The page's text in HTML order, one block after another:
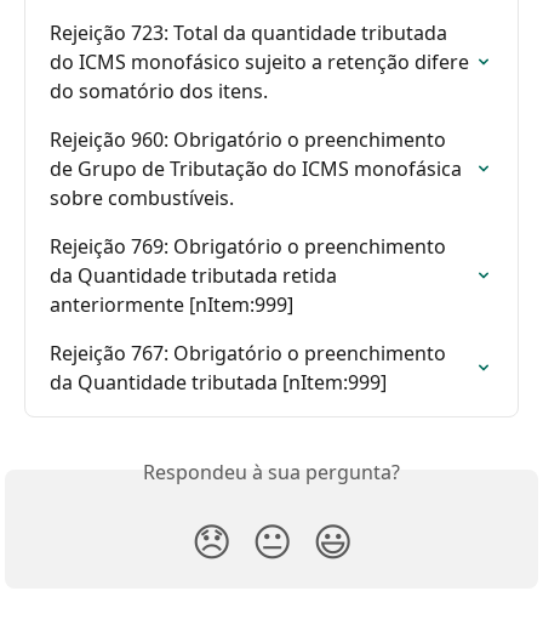
Rejeição 723: Total da quantidade tributada
do ICMS monofásico sujeito a retenção difere
do somatório dos itens.
Rejeição 960: Obrigatório o preenchimento
de Grupo de Tributação do ICMS monofásica
sobre combustíveis.
Rejeição 769: Obrigatório o preenchimento
da Quantidade tributada retida
anteriormente [nItem:999]
Rejeição 767: Obrigatório o preenchimento
da Quantidade tributada [nItem:999]
Respondeu à sua pergunta?
😞 😐 😃